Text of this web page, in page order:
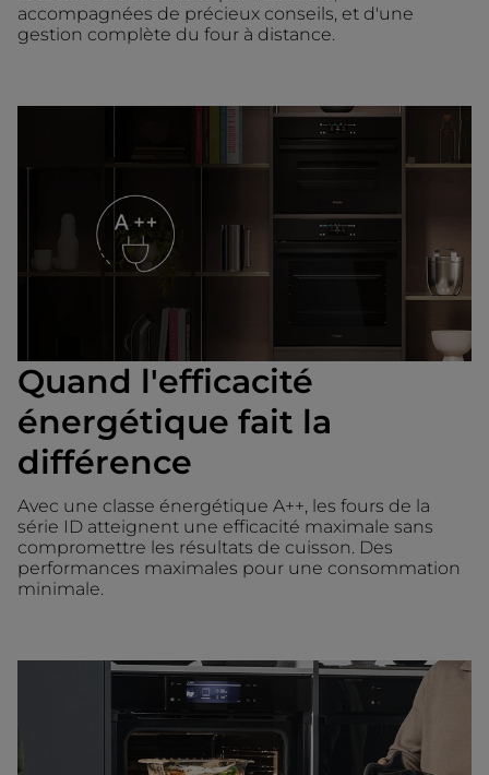
accompagnées de précieux conseils, et d'une
gestion complète du four à distance.
Quand l'efficacité
énergétique fait la
différence
Avec une classe énergétique A++, les fours de la
série ID atteignent une efficacité maximale sans
compromettre les résultats de cuisson. Des
performances maximales pour une consommation
minimale.